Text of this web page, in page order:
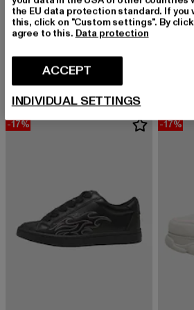
BUFFALO
CLD CHAI
EUR 98,39
Derzeitiger Preis: EUR 98,39
EUR 119,99
-17% -17%
the EU data protection standard. If you
this, click on "Custom settings". By
agree to this. Data protection
ACCEPT
INDIVIDUAL SETTINGS